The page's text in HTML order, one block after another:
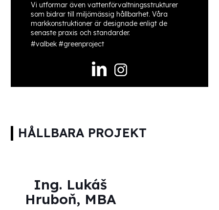
Vi utformar även vattenförvaltningsstrukturer
som bidrar till miljömässig hållbarhet. Våra
markkonstruktioner är designade enligt de
senaste praxis och standarder.
#valbek #greenproject
HÅLLBARA PROJEKT
Ing. Lukáš
Hruboň, MBA